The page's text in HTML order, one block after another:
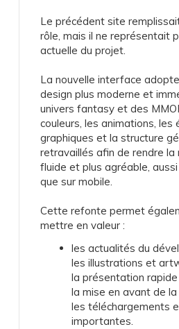
Le précédent site
rôle, mais il ne représentait
actuelle du projet.
La nouvelle interface
design plus moderne et
univers fantasy et des
couleurs, les animations, les
graphiques et la structure
retravaillés afin de rendre la
fluide et plus agréable,
que sur mobile.
Cette refonte permet
mettre en valeur :
les actualités du
les illustrations et
la présentation
la mise en avant de
les téléchargements
importantes.